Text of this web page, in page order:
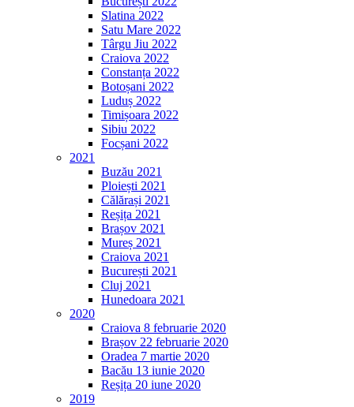
Slatina 2022
Satu Mare 2022
Târgu Jiu 2022
Craiova 2022
Constanța 2022
Botoșani 2022
Luduș 2022
Timișoara 2022
Sibiu 2022
Focșani 2022
2021
Buzău 2021
Ploiești 2021
Călărași 2021
Reșița 2021
Brașov 2021
Mureș 2021
Craiova 2021
București 2021
Cluj 2021
Hunedoara 2021
2020
Craiova 8 februarie 2020
Brașov 22 februarie 2020
Oradea 7 martie 2020
Bacău 13 iunie 2020
Reșița 20 iune 2020
2019